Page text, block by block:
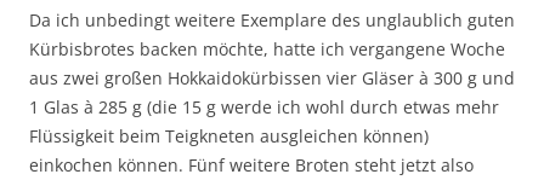
Da ich unbedingt weitere Exemplare des unglaublich guten
Kürbisbrotes backen möchte, hatte ich vergangene Woche
aus zwei großen Hokkaidokürbissen vier Gläser à 300 g und
1 Glas à 285 g (die 15 g werde ich wohl durch etwas mehr
Flüssigkeit beim Teigkneten ausgleichen können)
einkochen können. Fünf weitere Broten steht jetzt also